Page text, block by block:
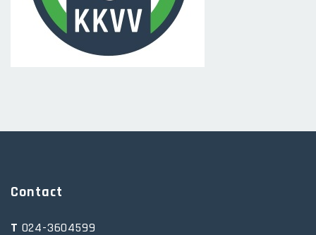
Contact
T 024-3604599